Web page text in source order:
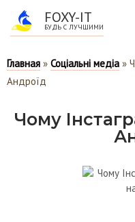
FOXY-IT
БУДЬ С ЛУЧШИМИ
Главная » Соціальні медіа »
Андроїд
Чому